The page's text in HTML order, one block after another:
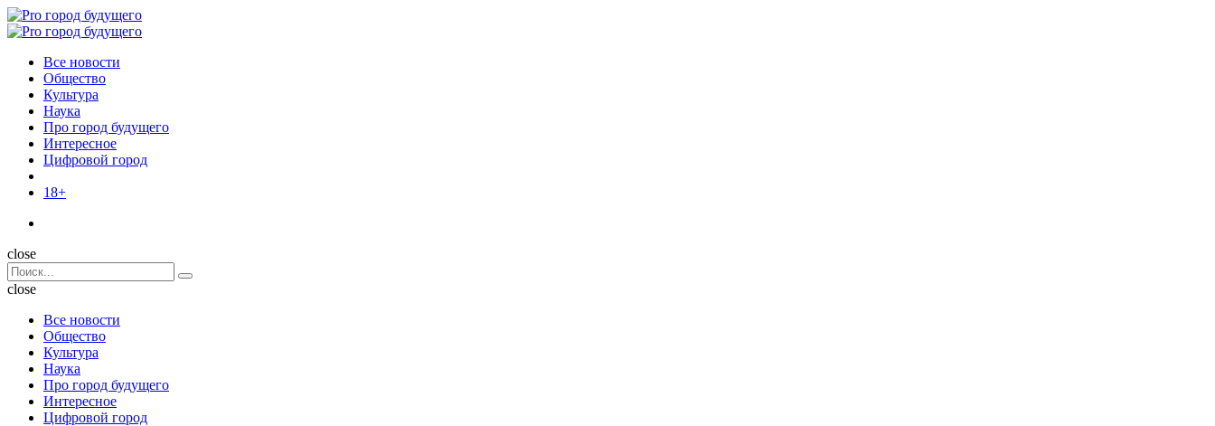
Menu
Поиск
Menu
Pro
Все новости
Общество
Культура
Наука
Про город будущего
Интересное
Цифровой город
18+
Поиск
close
Search
for:
Поиск
close
Все новости
Общество
Культура
Наука
Про город будущего
Интересное
Цифровой город